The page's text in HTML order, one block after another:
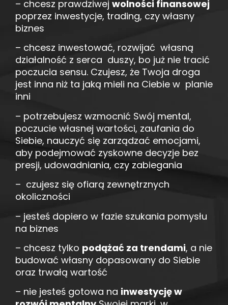
– chcesz prawdziwej wolności finansowej
poprzez inwestycje, trading, czy własny
biznes
– chcesz inwestować, rozwijać własną
działalność z serca duszy, bo już nie tracić
poczucia sensu. Czujesz, że Twoja droga
jest inna niż ta jaką mieli na Ciebie w planie
inni
– potrzebujesz wzmocnić Swój mental,
poczucie własnej wartości, zaufania do
Siebie, nauczyć się zarządzać emocjami,
aby podejmować zyskowne decyzje bez
presji, udowadniania, czy zabiegania
– czujesz się ofiarą zewnętrznych
okoliczności
– jesteś dopiero w fazie szukania pomysłu
na biznes
– chcesz tylko podążać za trendami, a nie
budować własny dopasowany do Siebie
oraz trwałą wartość
– nie jesteś gotowa na inwestycję w